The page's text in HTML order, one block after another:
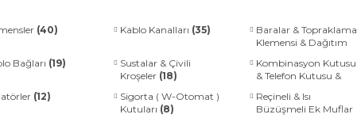
(40) Kablo Kanalları (35)
Baralar & Topraklama
Klemensi & Dağıtım
Bağları (19)
Sustalar & Çivili
Kroşeler (18)
Kombinasyon Kutusu
& Telefon Kutusu &
(12)
Sigorta ( W-Otomat )
Kutuları (8)
Reçineli & Isı
Büzüşmeli Ek Muflar